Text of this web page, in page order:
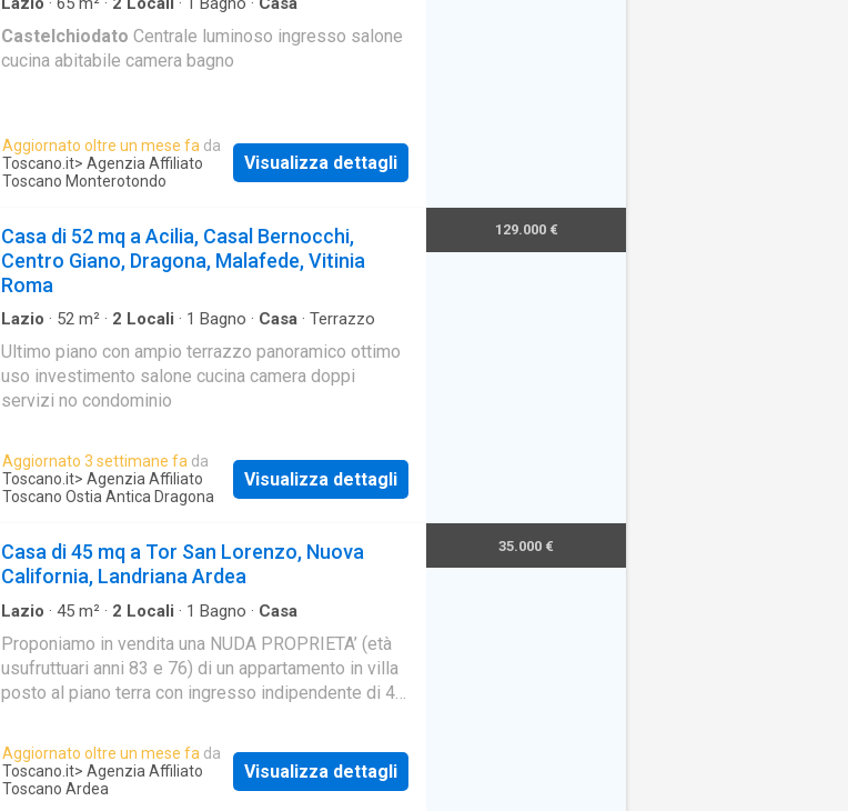
Castelchiodato Centrale luminoso ingresso salone
cucina abitabile camera bagno
Aggiornato oltre un mese fa da
Toscano.it> Agenzia Affiliato
Toscano Monterotondo
Visualizza dettagli
Casa di 52 mq a Acilia, Casal Bernocchi,
Centro Giano, Dragona, Malafede, Vitinia
Roma
Lazio · 52 m² · 2 Locali · 1 Bagno · Casa · Terrazzo
Ultimo piano con ampio terrazzo panoramico ottimo
uso investimento salone cucina camera doppi
servizi no condominio
Aggiornato 3 settimane fa da
Toscano.it> Agenzia Affiliato
Toscano Ostia Antica Dragona
Visualizza dettagli
129.000 €
Casa di 45 mq a Tor San Lorenzo, Nuova
California, Landriana Ardea
Lazio · 45 m² · 2 Locali · 1 Bagno · Casa
Proponiamo in vendita una NUDA PROPRIETA’ (età
usufruttuari anni 83 e 76) di un appartamento in villa
posto al piano terra con ingresso indipendente di 45
Aggiornato oltre un mese fa da
Toscano.it> Agenzia Affiliato
Toscano Ardea
Visualizza dettagli
35.000 €